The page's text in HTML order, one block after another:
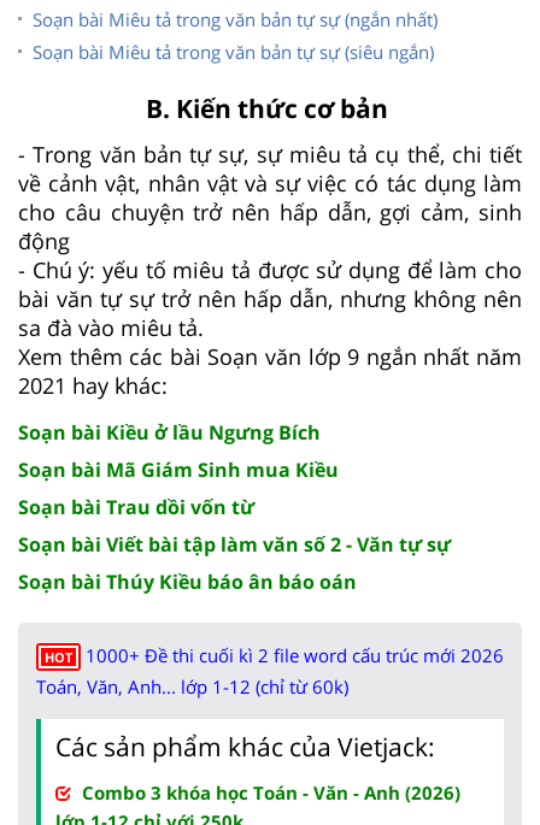
Soạn bài Miêu tả trong văn bản tự sự (ngắn nhất)
Soạn bài Miêu tả trong văn bản tự sự (siêu ngắn)
B. Kiến thức cơ bản
- Trong văn bản tự sự, sự miêu tả cụ thể, chi tiết
về cảnh vật, nhân vật và sự việc có tác dụng làm
cho câu chuyện trở nên hấp dẫn, gợi cảm, sinh
động
- Chú ý: yếu tố miêu tả được sử dụng để làm cho
bài văn tự sự trở nên hấp dẫn, nhưng không nên
sa đà vào miêu tả.
Xem thêm các bài Soạn văn lớp 9 ngắn nhất năm
2021 hay khác:
Soạn bài Kiều ở lầu Ngưng Bích
Soạn bài Mã Giám Sinh mua Kiều
Soạn bài Trau dồi vốn từ
Soạn bài Viết bài tập làm văn số 2 - Văn tự sự
Soạn bài Thúy Kiều báo ân báo oán
HOT
1000+ Đề thi cuối kì 2 file word cấu trúc mới 2026
Toán, Văn, Anh... lớp 1-12 (chỉ từ 60k)
Các sản phẩm khác của Vietjack:
Combo 3 khóa học Toán - Văn - Anh (2026)